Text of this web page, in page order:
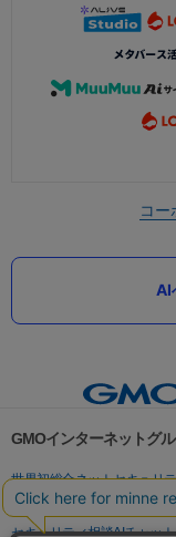
コー
AI
GMOインターネットグ
世界初総合ネットセキュリ
パスワード漏洩診断
セキュリティ相談AIチャッ